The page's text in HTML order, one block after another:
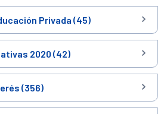
Privada (45)
2020 (42)
(356)